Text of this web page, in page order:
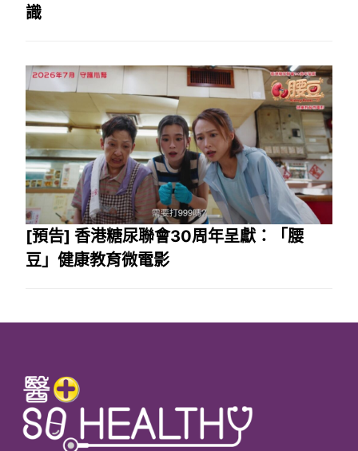
識
[預告] 香港糖尿聯會30周年呈獻：「腰
豆」健康教育微電影